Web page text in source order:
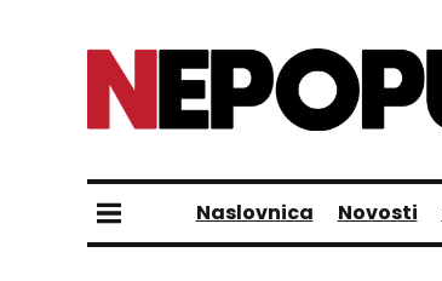
Naslovnica Novosti